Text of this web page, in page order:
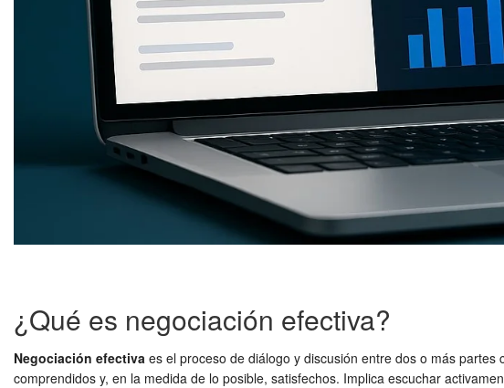
¿Qué es negociación efectiva?
Negociación efectiva es el proceso de diálogo y discusión entre dos o más
comprendidos y, en la medida de lo posible, satisfechos. Implica escuchar